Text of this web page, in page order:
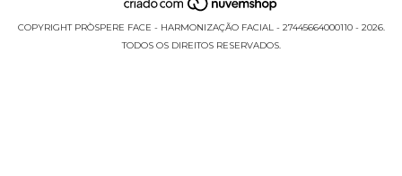
COPYRIGHT PRÒSPERE FACE - HARMONIZAÇÃO FACIAL - 27445664000110 - 2026.
TODOS OS DIREITOS RESERVADOS.